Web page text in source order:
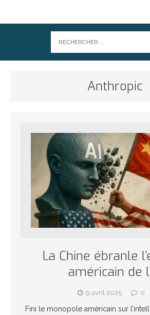
Anthropic
La Chine ébranle
américain de
9 avril 2025 0
Fini le monopole américain sur